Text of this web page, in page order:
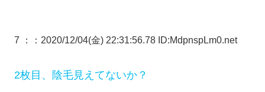
7 ： ：2020/12/04(金) 22:31:56.78 ID:MdpnspLm0.net
2枚目、陰毛見えてないか？